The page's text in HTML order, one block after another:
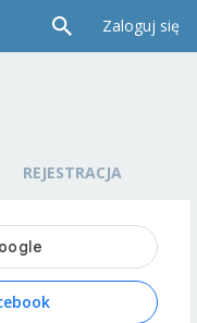
Zaloguj się
REJESTRACJA